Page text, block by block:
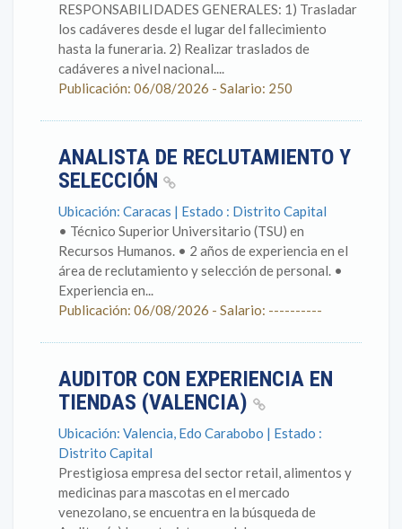
RESPONSABILIDADES GENERALES: 1) Trasladar
los cadáveres desde el lugar del fallecimiento
hasta la funeraria. 2) Realizar traslados de
cadáveres a nivel nacional....
Publicación: 06/08/2026 - Salario: 250
ANALISTA DE RECLUTAMIENTO Y
SELECCIÓN
Ubicación: Caracas | Estado : Distrito Capital
• Técnico Superior Universitario (TSU) en
Recursos Humanos. • 2 años de experiencia en el
área de reclutamiento y selección de personal. •
Experiencia en...
Publicación: 06/08/2026 - Salario: ----------
AUDITOR CON EXPERIENCIA EN
TIENDAS (VALENCIA)
Ubicación: Valencia, Edo Carabobo | Estado :
Distrito Capital
Prestigiosa empresa del sector retail, alimentos y
medicinas para mascotas en el mercado
venezolano, se encuentra en la búsqueda de